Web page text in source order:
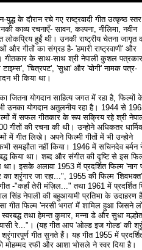
युद्ध के दौरान रचे गए राष्ट्रवादी गीत उत्कृष्ठ
काव्य रचनाएँ- सावन, कल्पना, नीलिमा, नवीन
लोकप्रिय हुईं थी। उनकी राष्ट्रीय चेतना जागृत
और गीतों का संग्रह है- 'हमारी राष्ट्रवाणी' और
गीतकार के साथ-साथ श्री नेपाली कुशल
'चित्रपट', 'सुधा' और 'योगी' नामक पत्र-
भी किया था।
जितना योगदान साहित्य जगत में रहा है, फिल्मों
उनका योगदान अतुलनीय रहा है। 1944 से
में सफल गीतकार के रूप सक्रिय रहे श्री
गीतों की रचना की थी। उन्होने अधिकतर
में गीत लिखे। अपने फिल्मी गीतों में भी उन्होने
समझौता नहीं किया। 1946 में सचिनदेव
किया था। शब्द और संगीत की दृष्टि से इस
इसके अलावा 1953 में प्रदर्शित फिल्म 'नाग
का श्रृंगार जा रहा...", 1955 की फिल्म
-"कहाँ तेरी मंज़िल..." तथा 1961 में
सिंह नेपाली की बहुआयामी प्रतिभा के
गीत फिल्म 'नरसी भगत' में शामिल हुआ जिसने
स्वरबद्ध तथा हेमन्त कुमार, मन्ना डे और सुधा
प्यासी रे..."। (यह गीत आप 'ओल्ड इज गोल्ड'
गीत सुनते हैं। यह गीत 1955 में
मोहम्मद रफी और आशा भोसले ने स्वर दिया है।